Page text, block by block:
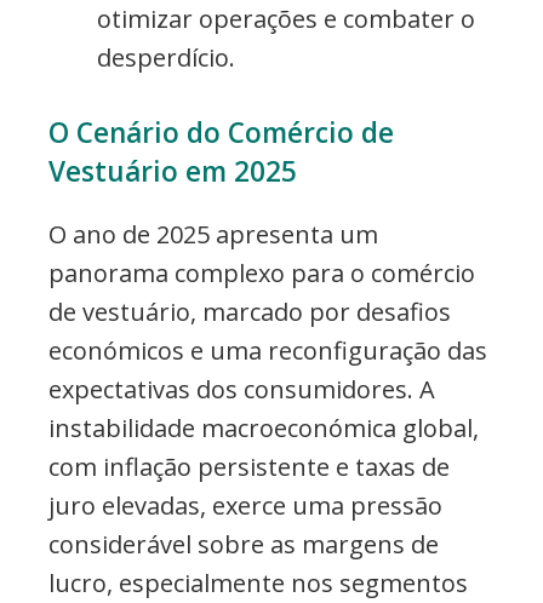
otimizar operações e combater o
desperdício.
O Cenário do Comércio de
Vestuário em 2025
O ano de 2025 apresenta um
panorama complexo para o comércio
de vestuário, marcado por desafios
económicos e uma reconfiguração das
expectativas dos consumidores. A
instabilidade macroeconómica global,
com inflação persistente e taxas de
juro elevadas, exerce uma pressão
considerável sobre as margens de
lucro, especialmente nos segmentos